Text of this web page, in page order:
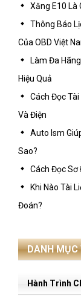
Xăng E10 Là
Thông Báo
Của OBD Việt
Làm Đa
Hiệu Quả
Cách Đọc Tài
Và Điện
Auto Ism
Sao?
Cách Đọc Sơ
Khi Nào Tài
Đoán?
DANH
Hành Trình